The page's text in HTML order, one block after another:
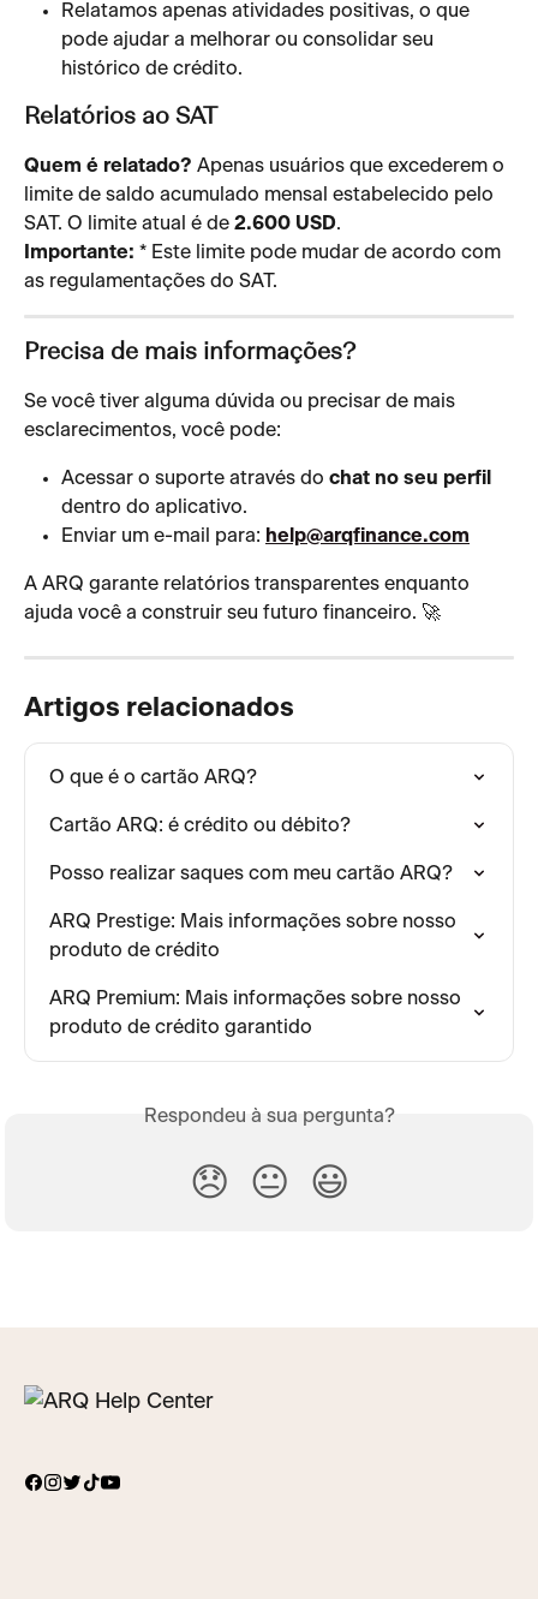
Relatamos apenas atividades positivas, o que
pode ajudar a melhorar ou consolidar seu
histórico de crédito.
Relatórios ao SAT
Quem é relatado? Apenas usuários que excederem o
limite de saldo acumulado mensal estabelecido pelo
SAT. O limite atual é de 2.600 USD.
Importante: * Este limite pode mudar de acordo com
as regulamentações do SAT.
Precisa de mais informações?
Se você tiver alguma dúvida ou precisar de mais
esclarecimentos, você pode:
Acessar o suporte através do chat no seu perfil
dentro do aplicativo.
Enviar um e-mail para: help@arqfinance.com
A ARQ garante relatórios transparentes enquanto
ajuda você a construir seu futuro financeiro. 🚀
Artigos relacionados
O que é o cartão ARQ?
Cartão ARQ: é crédito ou débito?
Posso realizar saques com meu cartão ARQ?
ARQ Prestige: Mais informações sobre nosso
produto de crédito
ARQ Premium: Mais informações sobre nosso
produto de crédito garantido
Respondeu à sua pergunta?
😞 😐 😃